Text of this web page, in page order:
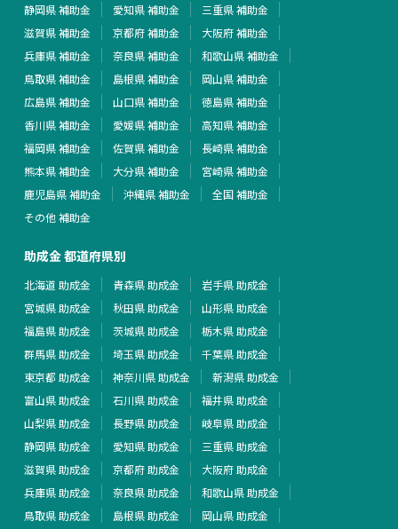
静岡県 補助金
愛知県 補助金
三重県 補助金
滋賀県 補助金
京都府 補助金
大阪府 補助金
兵庫県 補助金
奈良県 補助金
和歌山県 補助金
鳥取県 補助金
島根県 補助金
岡山県 補助金
広島県 補助金
山口県 補助金
徳島県 補助金
香川県 補助金
愛媛県 補助金
高知県 補助金
福岡県 補助金
佐賀県 補助金
長崎県 補助金
熊本県 補助金
大分県 補助金
宮崎県 補助金
鹿児島県 補助金
沖縄県 補助金
全国 補助金
その他 補助金
助成金 都道府県別
北海道 助成金 青森県 助成金
岩手県 助成金
宮城県 助成金
秋田県 助成金
山形県 助成金
福島県 助成金
茨城県 助成金
栃木県 助成金
群馬県 助成金
埼玉県 助成金
千葉県 助成金
東京都 助成金
神奈川県 助成金
新潟県 助成金
富山県 助成金
石川県 助成金
福井県 助成金
山梨県 助成金
長野県 助成金
岐阜県 助成金
静岡県 助成金
愛知県 助成金
三重県 助成金
滋賀県 助成金
京都府 助成金
大阪府 助成金
兵庫県 助成金
奈良県 助成金
和歌山県 助成金
鳥取県 助成金
島根県 助成金
岡山県 助成金